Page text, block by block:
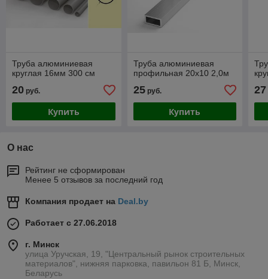
Труба алюминиевая
круглая 16мм 300 см
20 руб.
Купить
Труба алюминиевая
профильная 20х10 2,0м
25руб.
Купить
27
О нас
Рейтинг не сформирован
Менее 5 отзывов за последний год
Компания продает на Deal.by
Работает с 27.06.2018
г. Минск
улица Уручская, 19, "Центральный рынок строительных
материалов", нижняя парковка, павильон 81 Б, Минск,
Беларусь